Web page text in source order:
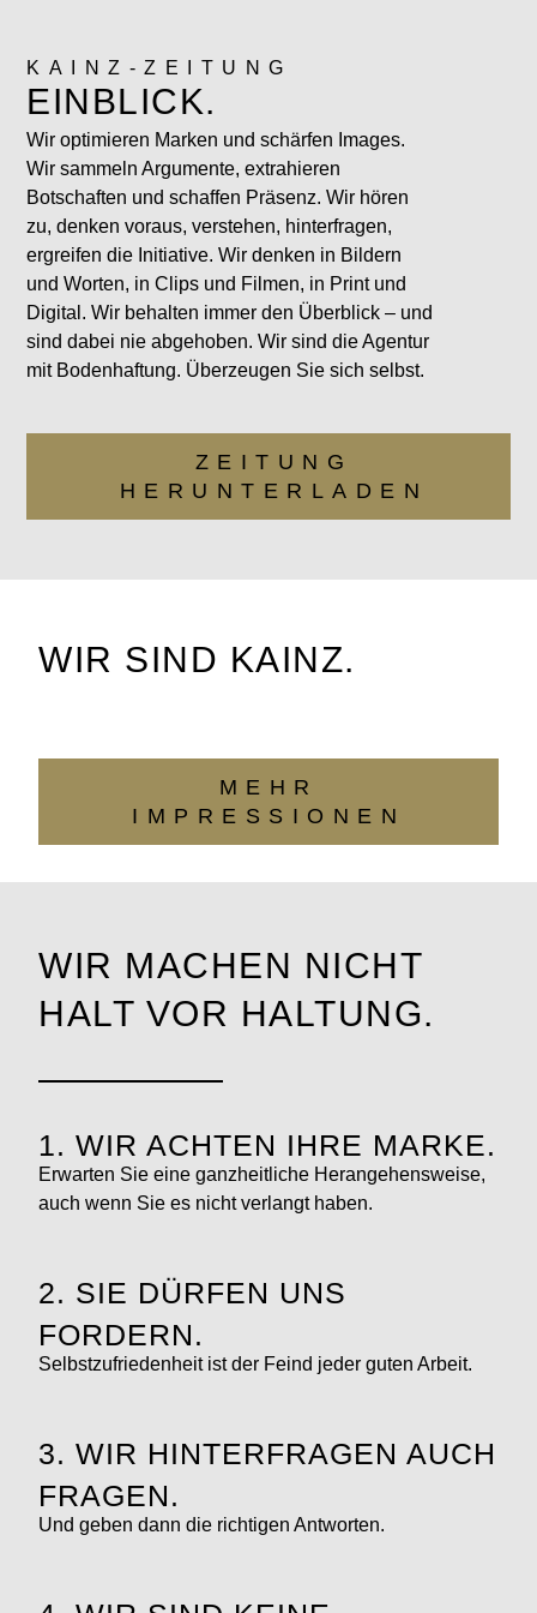
KAINZ-ZEITUNG
EINBLICK.
Wir optimieren Marken und schärfen Images.
Wir sammeln Argumente, extrahieren
Botschaften und schaffen Präsenz. Wir hören
zu, denken voraus, verstehen, hinterfragen,
ergreifen die Initiative. Wir denken in Bildern
und Worten, in Clips und Filmen, in Print und
Digital. Wir behalten immer den Überblick – und
sind dabei nie abgehoben. Wir sind die Agentur
mit Bodenhaftung. Überzeugen Sie sich selbst.
ZEITUNG
HERUNTERLADEN
WIR SIND KAINZ.
MEHR
IMPRESSIONEN
WIR MACHEN NICHT
HALT VOR HALTUNG.
1. WIR ACHTEN IHRE MARKE.
Erwarten Sie eine ganzheitliche Herangehensweise,
auch wenn Sie es nicht verlangt haben.
2. SIE DÜRFEN UNS
FORDERN.
Selbstzufriedenheit ist der Feind jeder guten Arbeit.
3. WIR HINTERFRAGEN AUCH
FRAGEN.
Und geben dann die richtigen Antworten.